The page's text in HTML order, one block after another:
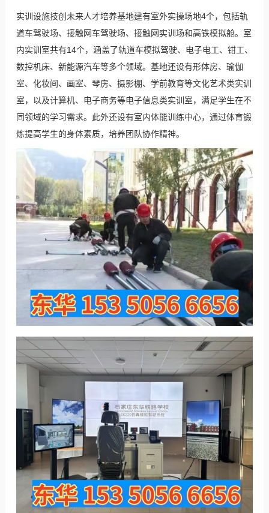
实训设施技创未来人才培养基地建有室外实操场地4个，包括轨
道车驾驶场、接触网车驾驶场、接触网实训场和高铁模拟舱。室
内实训室共有14个，涵盖了轨道车模拟驾驶、电子电工、钳工、
数控机床、新能源汽车等多个领域。基地还设有形体房、瑜伽
室、化妆间、画室、琴房、摄影棚、学前教育等文化艺术类实训
室，以及计算机、电子商务等电子信息类实训室，满足学生在不
同领域的学习需求。此外还设有室内体能训练中心，通过体育锻
炼提高学生的身体素质，培养团队协作精神。